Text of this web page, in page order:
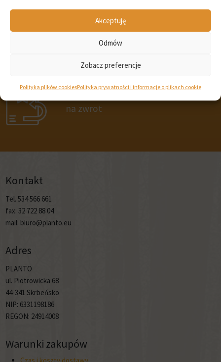
Akceptuję
Odmów
Zobacz preferencje
Polityka plików cookiesPolityka prywatności i informacje o plikach cookie
dostawa
Sprawdzeni producenci
na zwrot
Kontakt
Tel. 534 566 661
fax: 32 722 88 04
mail: biuro@planto.eu
Adres
PLANTO
ul. Piotrowicka 68
44-341 Skrbeńsko
NIP: 6331198186
REGON: 24914008
Warunki zakupów